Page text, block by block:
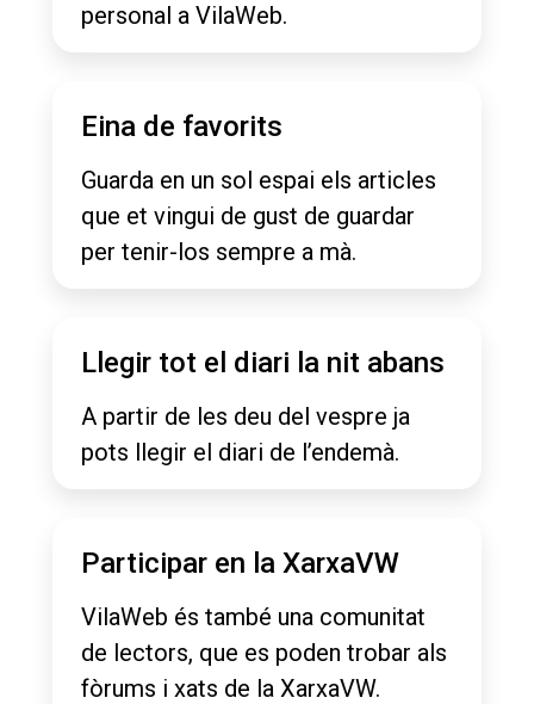
personal a VilaWeb.
Eina de favorits
Guarda en un sol espai els articles
que et vingui de gust de guardar
per tenir-los sempre a mà.
Llegir tot el diari la nit abans
A partir de les deu del vespre ja
pots llegir el diari de l’endemà.
Participar en la XarxaVW
VilaWeb és també una comunitat
de lectors, que es poden trobar als
fòrums i xats de la XarxaVW.